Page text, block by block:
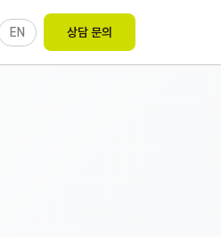
EN 상담 문의